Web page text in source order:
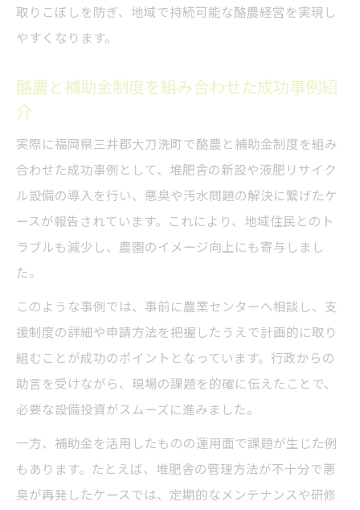
取りこぼしを防ぎ、地域で持続可能な酪農経営を実現し
やすくなります。
酪農と補助金制度を組み合わせた成功事例紹
介
実際に福岡県三井郡大刀洗町で酪農と補助金制度を組み
合わせた成功事例として、堆肥舎の新設や液肥リサイク
ル設備の導入を行い、悪臭や汚水問題の解決に繋げたケ
ースが報告されています。これにより、地域住民とのト
ラブルも減少し、農園のイメージ向上にも寄与しまし
た。
このような事例では、事前に農業センターへ相談し、支
援制度の詳細や申請方法を把握したうえで計画的に取り
組むことが成功のポイントとなっています。行政からの
助言を受けながら、現場の課題を的確に伝えたことで、
必要な設備投資がスムーズに進みました。
一方、補助金を活用したものの運用面で課題が生じた例
もあります。たとえば、堆肥舎の管理方法が不十分で悪
臭が再発したケースでは、定期的なメンテナンスや研修